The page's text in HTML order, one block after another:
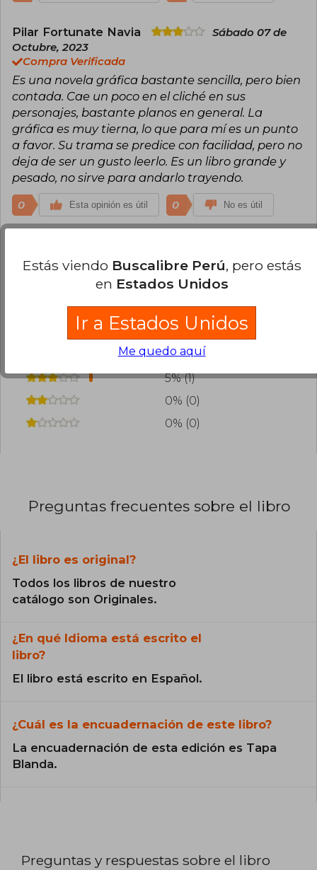
Pilar Fortunate Navia
Sábado 07 de
Octubre, 2023
Compra Verificada
Es una novela gráfica bastante sencilla, pero bien
contada. Cae un poco en el cliché en sus
personajes, bastante planos en general. La
gráfica es muy tierna, lo que para mí es un punto
a favor. Su trama se predice con facilidad, pero no
deja de ser un gusto leerlo. Es un libro grande y
pesado, no sirve para andarlo trayendo.
0 Esta opinión es útil 0 No es útil
¿Leíste este libro? Inicia sesiónpara poder
90% (19)
5% (1)
5% (1)
0% (0)
0% (0)
Preguntas frecuentes sobre el libro
¿El libro es original?
Todos los libros de nuestro
catálogo son Originales.
¿En qué Idioma está escrito el
libro?
El libro está escrito en Español.
¿Cuál es la encuadernación de este libro?
La encuadernación de esta edición es Tapa
Blanda.
Preguntas y respuestas sobre el libro
Estás viendo Buscalibre Perú, pero estás
en Estados Unidos
Ir a Estados Unidos
Me quedo aquí